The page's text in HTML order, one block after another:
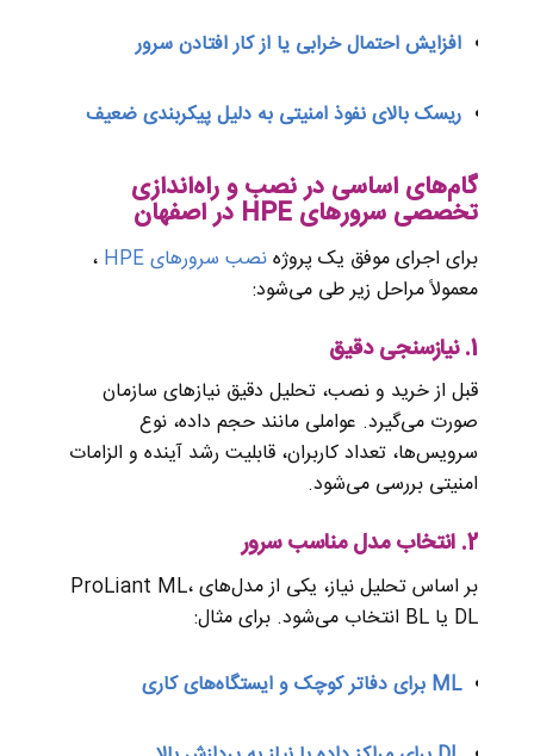
افزایش احتمال خرابی یا از کار افتادن سرور
ریسک بالای نفوذ امنیتی به دلیل پیکربندی ضعیف
گام‌های اساسی در نصب و راه‌اندازی
تخصصی سرورهای HPE در اصفهان
برای اجرای موفق یک پروژهنصب سرورهای HPE
،
معمولاً مراحل زیر طی می‌شود:
1. نیازسنجی دقیق
قبل از خرید و نصب، تحلیل دقیق نیازهای سازمان
صورت می‌گیرد. عواملی مانند حجم داده، نوع
سرویس‌ها، تعداد کاربران، قابلیت رشد آینده و الزامات
امنیتی بررسی می‌شود.
2. انتخاب مدل مناسب سرور
بر اساس تحلیل نیاز، یکی از مدل‌های ProLiant ML،
DL یا BL انتخاب می‌شود. برای مثال:
ML برای دفاتر کوچک و ایستگاه‌های کاری